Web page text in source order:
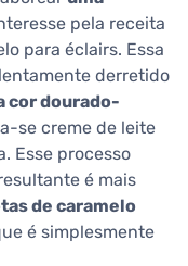
pela receita
para éclairs. Essa
derretido
cor dourado-
se creme de leite
Esse processo
é mais
de caramelo
é simplesmente